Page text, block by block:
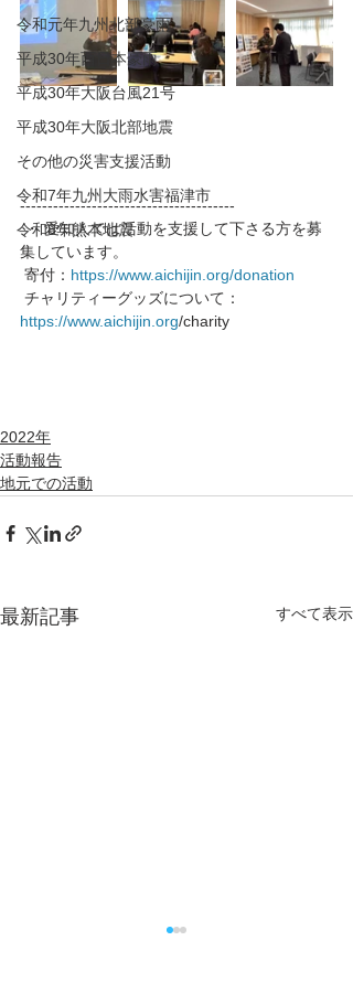
令和元年九州北部豪雨
平成30年西日本豪雨
平成30年大阪台風21号
平成30年大阪北部地震
その他の災害支援活動
令和7年九州大雨水害福津市
令和8年熊本地震
---------------------------------------
・ 愛知人では活動を支援して下さる方を募
集しています。
寄付： https://www.aichijin.org/donation
チャリティーグッズについて：
https://www.aichijin.org/charity
2022年
活動報告
地元での活動
最新記事 すべて表示